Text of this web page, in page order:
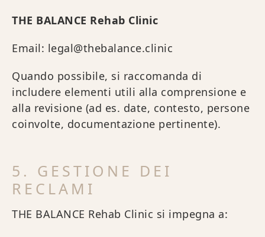
THE BALANCE Rehab Clinic
Email: legal@thebalance.clinic
Quando possibile, si raccomanda di
includere elementi utili alla comprensione e
alla revisione (ad es. date, contesto, persone
coinvolte, documentazione pertinente).
5. GESTIONE DEI
RECLAMI
THE BALANCE Rehab Clinic si impegna a: